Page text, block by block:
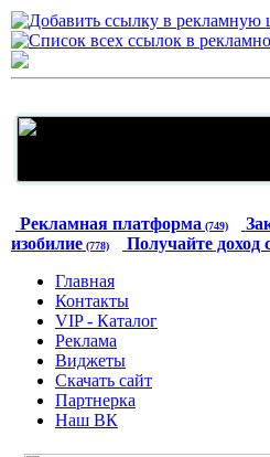
Рекламная платформа (749)
изобилие (778) Получайте доход
Главная
Контакты
VIP - Каталог
Реклама
Виджеты
Скачать сайт
Партнерка
Наш ВК